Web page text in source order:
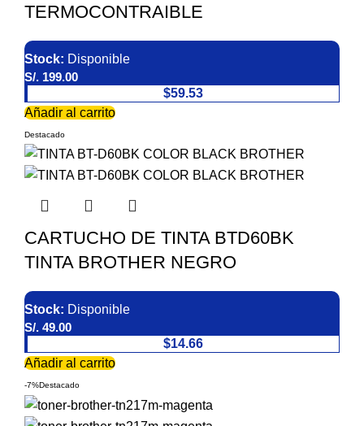
TERMOCONTRAIBLE
Stock: Disponible
S/. 199.00
$59.53
Añadir al carrito
Destacado
CARTUCHO DE TINTA BTD60BK
TINTA BROTHER NEGRO
Stock: Disponible
S/. 49.00
$14.66
Añadir al carrito
-7%Destacado